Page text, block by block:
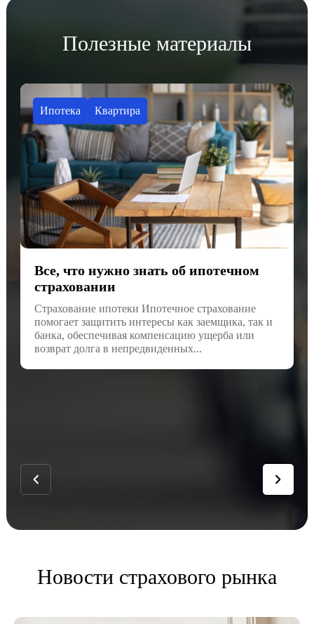
Полезные материалы
Ипотека Квартира
Все, что нужно знать об ипотечном
страховании
Страхование ипотеки Ипотечное страхование
помогает защитить интересы как заемщика, так и
банка, обеспечивая компенсацию ущерба или
возврат долга в непредвиденных...
Новости страхового рынка